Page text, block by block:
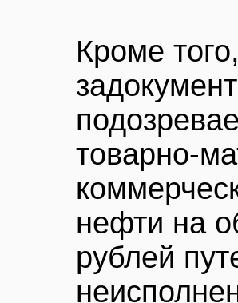
Кроме
товарно-
нефти на
рублей